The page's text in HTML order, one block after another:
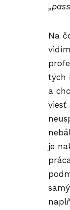
Na
tých
a
viesť
je